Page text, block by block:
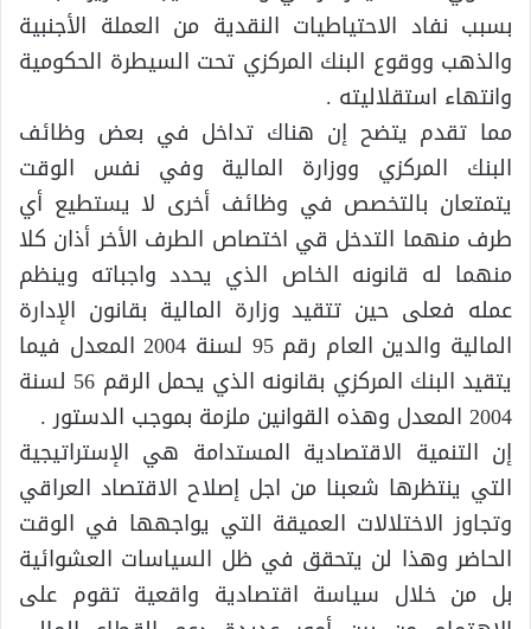
بسبب نفاد الاحتياطيات النقدية من العملة الأجنبية
والذهب ووقوع البنك المركزي تحت السيطرة الحكومية
وانتهاء استقلاليته .
مما تقدم يتضح إن هناك تداخل في بعض وظائف
البنك المركزي ووزارة المالية وفي نفس الوقت
يتمتعان بالتخصص في وظائف أخرى لا يستطيع أي
طرف منهما التدخل قي اختصاص الطرف الأخر أذان كلا
منهما له قانونه الخاص الذي يحدد واجباته وينظم
عمله فعلى حين تتقيد وزارة المالية بقانون الإدارة
المالية والدين العام رقم 95 لسنة 2004 المعدل فيما
يتقيد البنك المركزي بقانونه الذي يحمل الرقم 56 لسنة
2004 المعدل وهذه القوانين ملزمة بموجب الدستور .
إن التنمية الاقتصادية المستدامة هي الإستراتيجية
التي ينتظرها شعبنا من اجل إصلاح الاقتصاد العراقي
وتجاوز الاختلالات العميقة التي يواجهها في الوقت
الحاضر وهذا لن يتحقق في ظل السياسات العشوائية
بل من خلال سياسة اقتصادية واقعية تقوم على